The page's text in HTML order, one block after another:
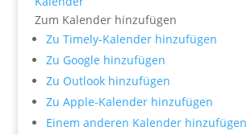
Zum Kalender hinzufügen
Zu Timely-Kalender hinzufügen
Zu Google hinzufügen
Zu Outlook hinzufügen
Zu Apple-Kalender hinzufügen
Einem anderen Kalender hinzufügen